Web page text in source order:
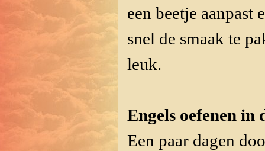
een beetje aanpast
snel de smaak te
leuk.
Engels oefenen in
Een paar dagen